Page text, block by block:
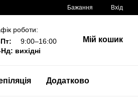
Бажання Вхід
роботи:
9:00–16:00
вихідні
Мій кошик
Додатково